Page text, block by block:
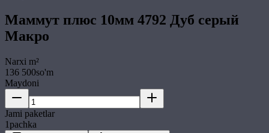
Маммут плюс 10мм 4792 Дуб серый
Макро
Narxi m²
136 500so'm
Maydoni
Jami paketlar
1pachka